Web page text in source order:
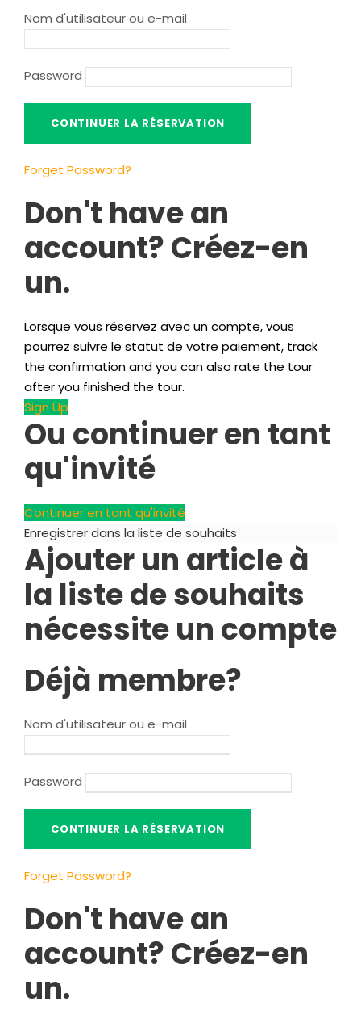
Nom d'utilisateur ou e-mail
Password
Forget Password?
Don't have an
account? Créez-en
un.
Lorsque vous réservez avec un compte, vous
pourrez suivre le statut de votre paiement, track
the confirmation and you can also rate the tour
after you finished the tour.
Sign Up
Ou continuer en tant
qu'invité
Continuer en tant qu'invité
Enregistrer dans la liste de souhaits
Ajouter un article à
la liste de souhaits
nécessite un compte
Déjà membre?
Nom d'utilisateur ou e-mail
Password
Forget Password?
Don't have an
account? Créez-en
un.